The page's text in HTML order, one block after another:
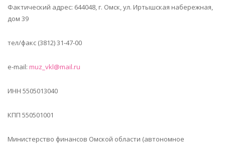
Фактический адрес: 644048, г. Омск, ул. Иртышская набережная,
дом 39
тел/факс (3812) 31-47-00
e-mail: muz_vkl@mail.ru
ИНН 5505013040
КПП 550501001
Министерство финансов Омской области (автономное